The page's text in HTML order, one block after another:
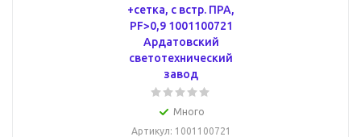
+сетка, с встр. ПРА,
PF>0,9 1001100721
Ардатовский
светотехнический
завод
Много
Артикул: 1001100721